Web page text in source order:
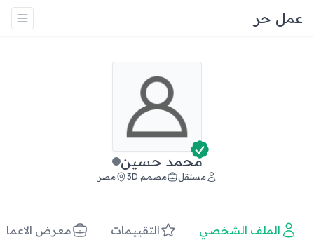
عمل حر
محمد حسين
مستقل مصمم 3D مصر
الملف الشخصي التقييمات معرض